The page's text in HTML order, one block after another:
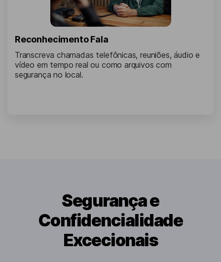
Reconhecimento Fala
Transcreva chamadas telefônicas, reuniões, áudio e
vídeo em tempo real ou como arquivos com
segurança no local.
Segurança e
Confidencialidade
Excecionais